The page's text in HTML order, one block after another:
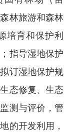
林旅游和森林
培育和保护利
指导湿地保护
订湿地保护规
态修复、生态
测与评价，管
的开发利用，